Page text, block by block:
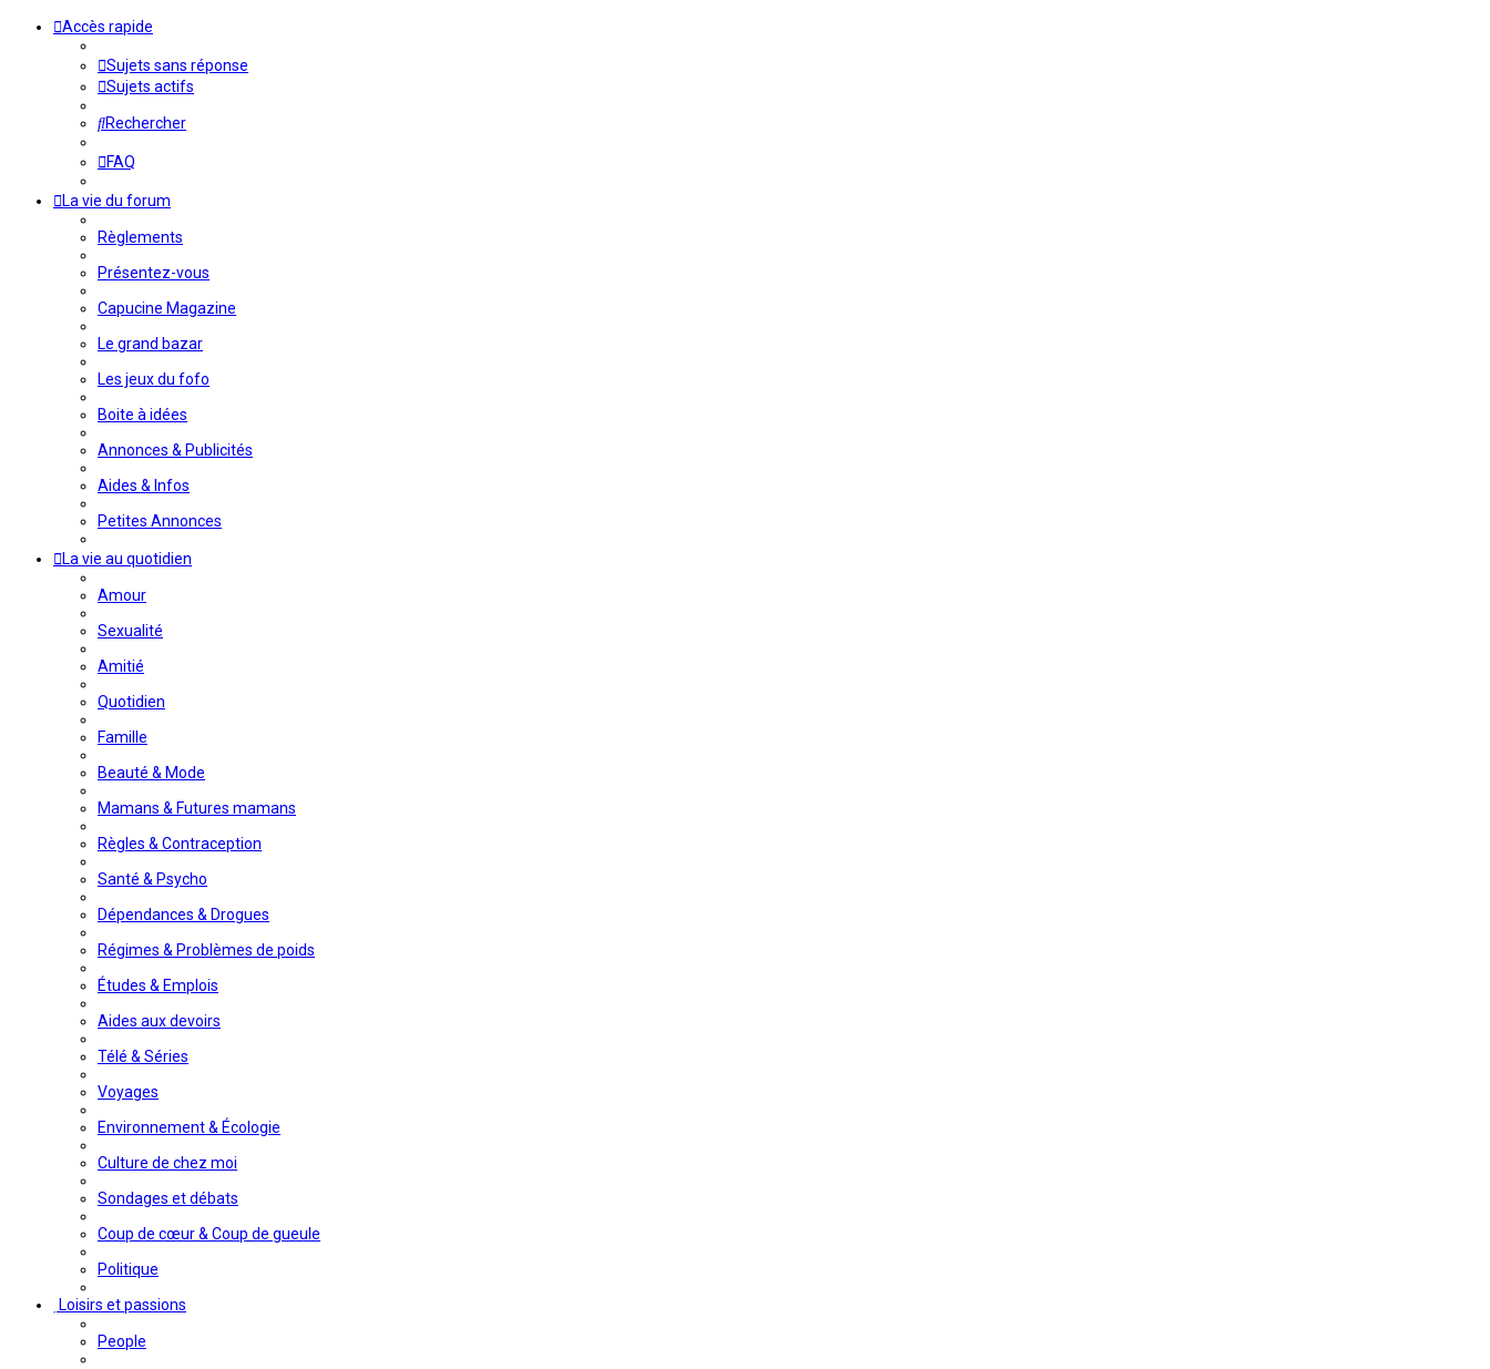
Accès rapide
Sujets sans réponse
Sujets actifs
Rechercher
FAQ
La vie du forum
Règlements
Présentez-vous
Capucine Magazine
Le grand bazar
Les jeux du fofo
Boite à idées
Annonces & Publicités
Aides & Infos
Petites Annonces
La vie au quotidien
Amour
Sexualité
Amitié
Quotidien
Famille
Beauté & Mode
Mamans & Futures mamans
Règles & Contraception
Santé & Psycho
Dépendances & Drogues
Régimes & Problèmes de poids
Études & Emplois
Aides aux devoirs
Télé & Séries
Voyages
Environnement & Écologie
Culture de chez moi
Sondages et débats
Coup de cœur & Coup de gueule
Politique
Loisirs et passions
People